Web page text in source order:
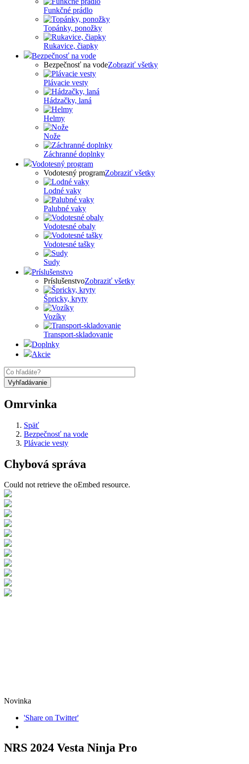
Funkčné prádlo
Topánky, ponožky
Rukavice, čiapky
Bezpečnosť na vode
Bezpečnosť na vodeZobraziť všetky
Plávacie vesty
Hádzačky, laná
Helmy
Nože
Záchranné doplnky
Vodotesný program
Vodotesný programZobraziť všetky
Lodné vaky
Palubné vaky
Vodotesné obaly
Vodotesné tašky
Sudy
Príslušenstvo
PríslušenstvoZobraziť všetky
Špricky, kryty
Vozíky
Transport-skladovanie
Doplnky
Akcie
Omrvinka
Späť
Bezpečnosť na vode
Plávacie vesty
Chybová správa
Could not retrieve the oEmbed resource.
Novinka
'Share on Twitter'
NRS 2024 Vesta Ninja Pro